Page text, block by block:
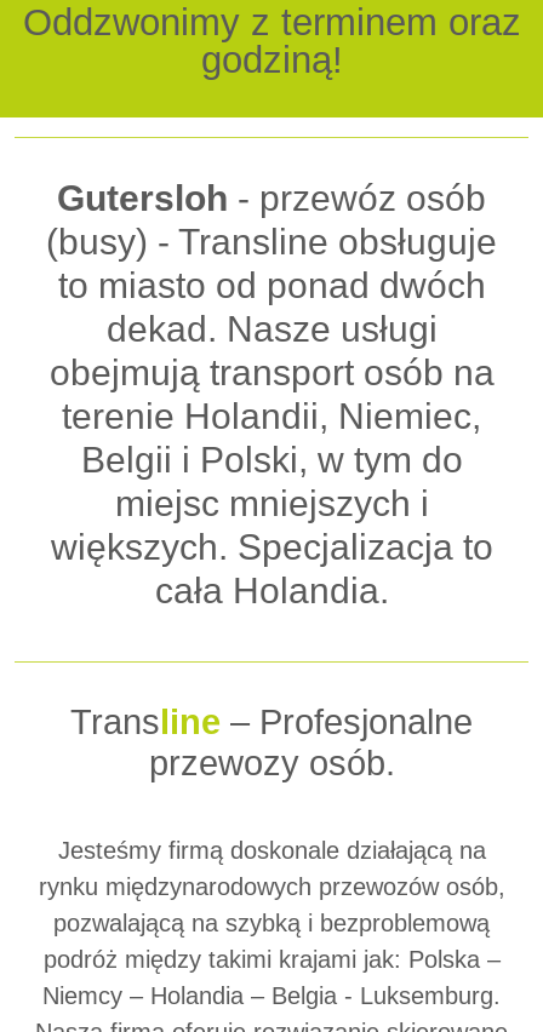
Oddzwonimy z terminem oraz
godziną!
Gutersloh - przewóz osób
(busy) - Transline obsługuje
to miasto od ponad dwóch
dekad. Nasze usługi
obejmują transport osób na
terenie Holandii, Niemiec,
Belgii i Polski, w tym do
miejsc mniejszych i
większych. Specjalizacja to
cała Holandia.
Transline – Profesjonalne
przewozy osób.
Jesteśmy firmą doskonale działającą na
rynku międzynarodowych przewozów osób,
pozwalającą na szybką i bezproblemową
podróż między takimi krajami jak: Polska –
Niemcy – Holandia – Belgia - Luksemburg.